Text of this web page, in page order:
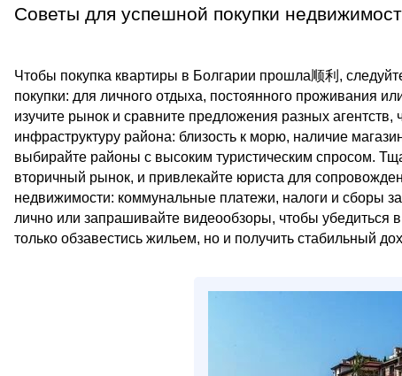
Советы для успешной покупки
Чтобы покупка квартиры в Болгарии прошла顺利,
покупки: для личного отдыха, постоянного проживания
изучите рынок и сравните предложения разных
инфраструктуру района: близость к морю, наличие
выбирайте районы с высоким туристическим спросом.
вторичный рынок, и привлекайте юриста для
недвижимости: коммунальные платежи, налоги и сборы
лично или запрашивайте видеообзоры, чтобы убедиться
только обзавестись жильем, но и получить стабильный